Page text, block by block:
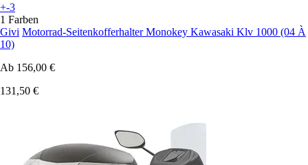
+-3
1 Farben
Givi Motorrad-Seitenkofferhalter Monokey Kawasaki Klv 1000 (04 À
10)
Ab 156,00 €
131,50 €